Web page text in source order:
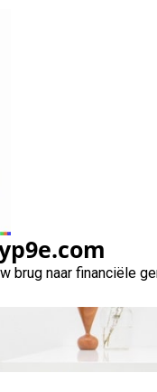
brug naar financiële